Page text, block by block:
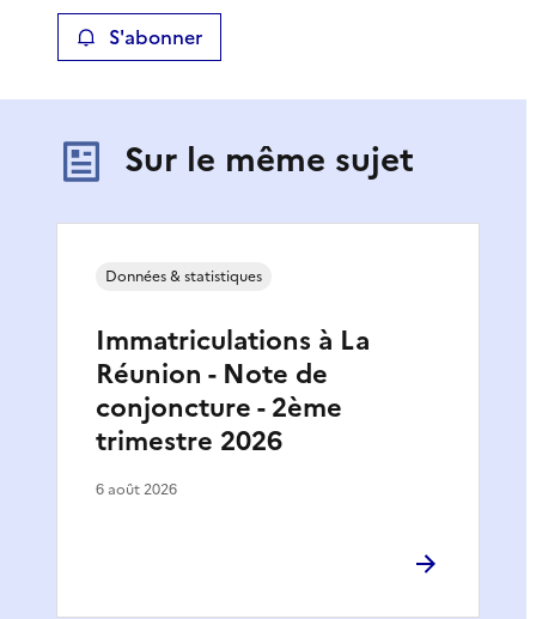
S'abonner
Sur le même sujet
Immatriculations à La
Réunion - Note de
conjoncture - 2ème
trimestre 2026
Données & statistiques
6 août 2026